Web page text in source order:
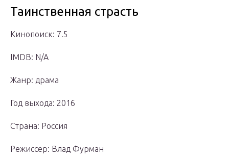
Таинственная страсть
Кинопоиск: 7.5
IMDB: N/A
Жанр: драма
Год выхода: 2016
Страна: Россия
Режиссер: Влад Фурман